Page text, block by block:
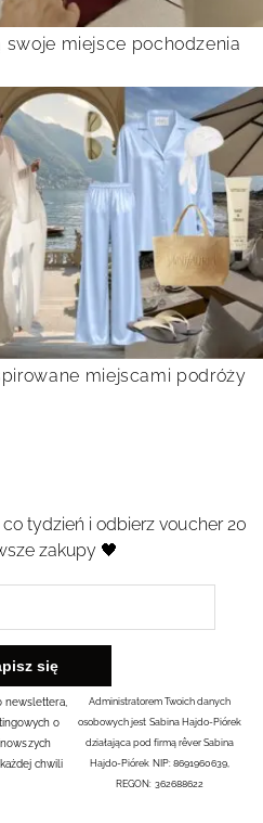
miejsce pochodzenia
miejscami podróży
tydzień i odbierz voucher 20
zakupy 🖤
newslettera,
o
chwili
Administratorem Twoich danych
osobowych jest Sabina Hajdo-Piórek
działająca pod firmą rêver Sabina
Hajdo-Piórek NIP: 8691960639,
REGON: 362688622